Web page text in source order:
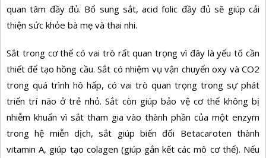
quan tâm đầy đủ. Bổ sung sắt, acid folic đầy đủ sẽ giúp cải
thiện sức khỏe bà mẹ và thai nhi.
Sắt trong cơ thể có vai trò rất quan trọng vì đây là yếu tố cần
thiết để tạo hồng cầu. Sắt có nhiệm vụ vận chuyển oxy và CO2
trong quá trình hô hấp, có vai trò quan trọng trong sự phát
triển trí não ở trẻ nhỏ. Sắt còn giúp bảo vệ cơ thể không bị
nhiễm khuẩn vì sắt tham gia vào thành phần của một enzym
trong hệ miễn dịch, sắt giúp biến đổi Betacaroten thành
vitamin A, giúp tạo colagen (giúp gắn kết các mô cơ thể). Nếu